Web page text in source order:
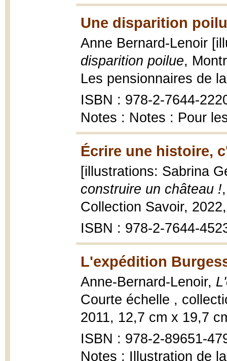
Une disparition
Anne Bernard-Lenoir
disparition poilue,
Les pensionnaires de
ISBN : 978-2-7644-
Notes : Notes : Pour
Écrire une histoire,
[illustrations: Sabrina
construire un château !
Collection Savoir,
ISBN : 978-2-7644-
L'expédition
Anne-Bernard-Lenoir,
Courte échelle ,
2011, 12,7 cm x 19,7
ISBN : 978-2-89651-
Notes : Illustration de